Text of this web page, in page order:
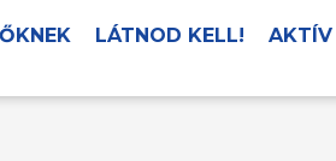
LÁTNOD KELL! AKTÍV